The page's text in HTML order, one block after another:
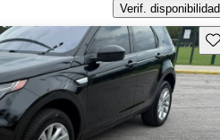
Verif. disponibilidad